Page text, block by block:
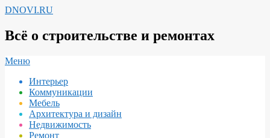
Перейти
содержимому
DNOVI.RU
Всё о строительстве и ремонтах
Вторичное
навигации
Меню
Интерьер
Коммуникации
Мебель
Архитектура и дизайн
Недвижимость
Ремонт